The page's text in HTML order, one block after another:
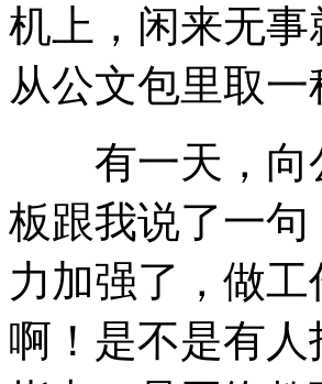
机上，闲来无
从公文包里取
有一天，向公
板跟我说了一
力加强了，做
啊！是不是有